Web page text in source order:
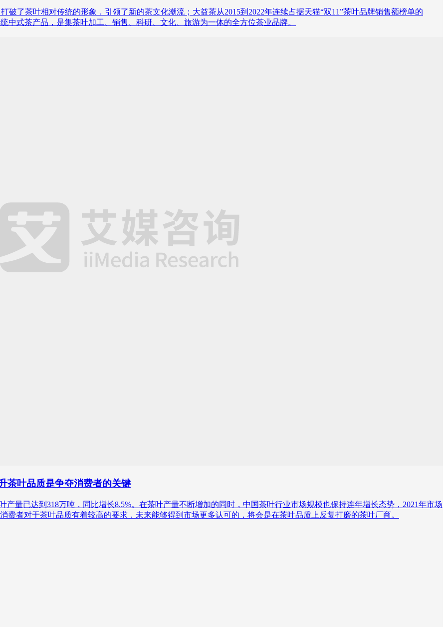
了茶叶相对传统的形象，引领了新的茶文化潮流；大益茶从2015到2022年连续占据天猫“双11”茶叶品牌销售额榜单的
中式茶产品，是集茶叶加工、销售、科研、文化、旅游为一体的全方位茶业品牌。
茶叶品质是争夺消费者的关键
量已达到318万吨，同比增长8.5%。在茶叶产量不断增加的同时，中国茶叶行业市场规模也保持连年增长态势，2021年市场
费者对于茶叶品质有着较高的要求，未来能够得到市场更多认可的，将会是在茶叶品质上反复打磨的茶叶厂商。